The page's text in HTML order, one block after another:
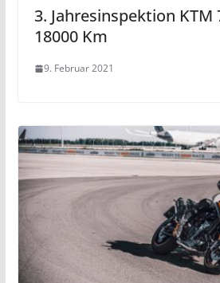
3. Jahresinspektion KTM
18000 Km
9. Februar 2021